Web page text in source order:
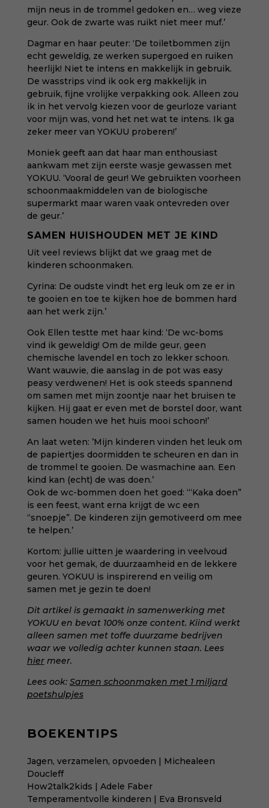
mijn neus in de trommel gedoken en… weg vieze
geur. Ook de zwarte was ruikt niet meer muf.’
Dagmar en haar peuter: ‘De toiletbommen zijn
echt geweldig, ze werken supergoed en ruiken
heerlijk! Niet te intens en makkelijk in gebruik.
De wasstrips vind ik ook erg makkelijk in
gebruik, fijne vrolijke verpakking ook. Alleen zou
ik in het vervolg kiezen voor de geurloze variant
voor mijn was, vond het net wat te intens. Ik ga
zeker meer van YOKUU proberen!’
Moniek geeft aan dat haar man enthousiast
aankwam met zijn eerste wasje gewassen met
YOKUU. ‘Vooral de geur! We gebruikten voorheen
schoonmaakmiddelen van de biologische
supermarkt maar waren vaak ontevreden over
de geur.’
SAMEN HUISHOUDEN MET JE KIND
Uit veel reviews blijkt dat we graag met de
kinderen schoonmaken.
Cyrina: De oudste vindt het erg leuk om ze er in
te gooien en toe te kijken hoe de bommen hard
aan het werk zijn.’
Ook Ellen testte met haar kind: ‘De wc-boms
vind ik geweldig! Om de milde geur, geen
chemische lavendel en toch zo lekker schoon.
Want wauwie, die aanslag in de pot was easy
peasy verdwenen! Het is ook steeds spannend
om samen met mijn zoontje naar het bruisen te
kijken. Hij gaat er even met de borstel door, want
samen houden we het huis mooi schoon!’
An laat weten: ’Mijn kinderen vinden het leuk om
de papiertjes doormidden te scheuren en dan in
de trommel te gooien. De wasmachine aan. Een
kind kan (echt) de was doen.’
Ook de wc-bommen doen het goed: ‘“Kaka doen”
is een feest, want erna krijgt de wc een
“snoepje”. De kinderen zijn gemotiveerd om mee
te helpen.’
Kortom: jullie uitten je waardering in veelvoud
voor het gemak, de duurzaamheid en de lekkere
geuren. YOKUU is inspirerend en veilig om
samen met je gezin te doen!
Dit artikel is gemaakt in samenwerking met
YOKUU en bevat 100% onze content. Kiind werkt
alleen samen met toffe duurzame bedrijven
waar we volledig achter kunnen staan. Lees
hiermeer.
Lees ook: Samen schoonmaken met 1 miljard
poetshulpjes
BOEKENTIPS
Jagen, verzamelen, opvoeden | Michealeen
Doucleff
How2talk2kids | Adele Faber
Temperamentvolle kinderen | Eva Bronsveld